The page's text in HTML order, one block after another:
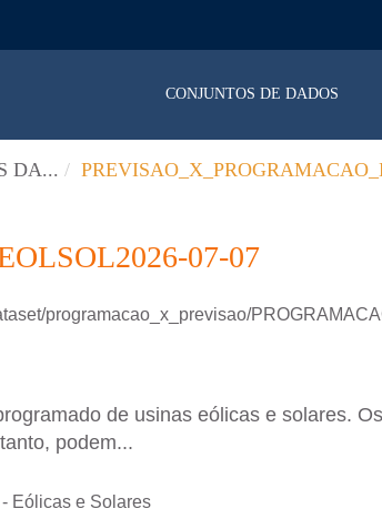
CONJUNTOS DE DADOS
DA...
07-07
programacao_x_previsao/
de usinas eólicas e solares.
podem...
Eólicas e Solares